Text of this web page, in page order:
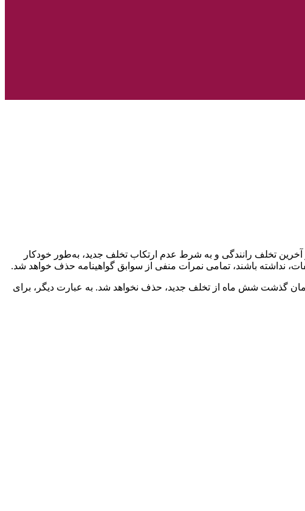
تخلف رانندگی و به شرط عدم ارتکاب تخلف جدید، به‌طور خودکار
نداشته باشند، تمامی نمرات منفی از سوابق گواهینامه حذف خواهد شد.
گذشت شش ماه از تخلف جدید، حذف نخواهد شد. به عبارت دیگر، برای